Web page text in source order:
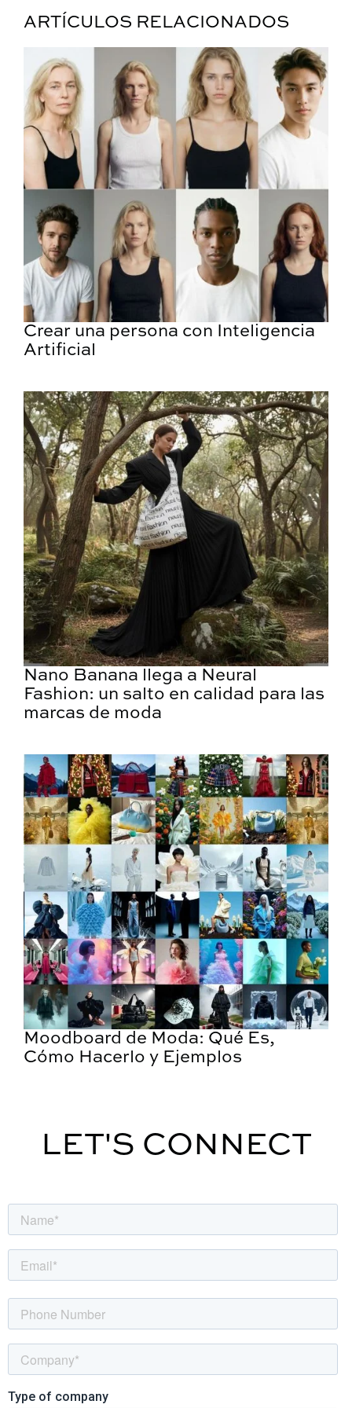
ARTÍCULOS RELACIONADOS
Crear una persona con Inteligencia
Artificial
Nano Banana llega a Neural
Fashion: un salto en calidad para las
marcas de moda
Moodboard de Moda: Qué Es,
Cómo Hacerlo y Ejemplos
LET'S CONNECT